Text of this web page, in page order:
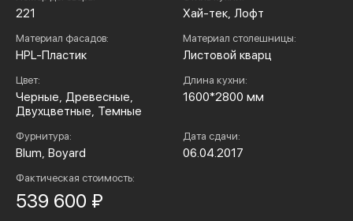
221 Хай-тек, Лофт
Материал фасадов:
HPL-Пластик
Материал столешницы:
Листовой кварц
Цвет:
Черные, Древесные,
Двухцветные, Темные
Длина кухни:
1600*2800 мм
Фурнитура:
Blum, Boyard
Дата сдачи:
06.04.2017
Фактическая стоимость:
539 600 ₽